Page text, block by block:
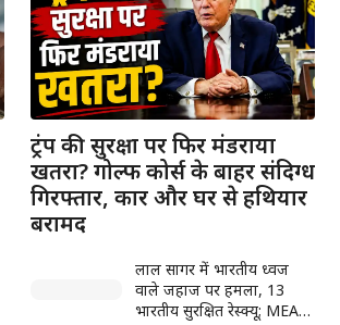
ट्रंप की सुरक्षा पर फिर मंडराया
खतरा? गोल्फ कोर्स के बाहर संदिग्ध
गिरफ्तार, कार और घर से हथियार
बरामद
लाल सागर में भारतीय ध्वज
वाले जहाज पर हमला, 13
भारतीय सुरक्षित रेस्क्यू; MEA ने